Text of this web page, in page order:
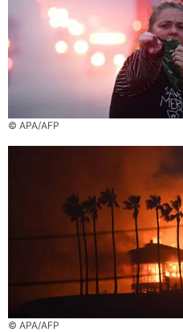
© APA/AFP
© APA/AFP